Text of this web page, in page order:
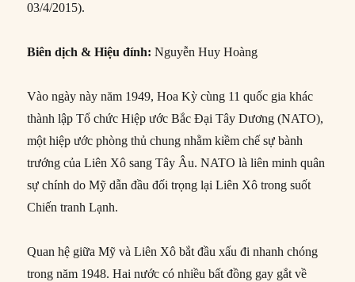
03/4/2015).
Biên dịch & Hiệu đính: Nguyễn Huy Hoàng
Vào ngày này năm 1949, Hoa Kỳ cùng 11 quốc gia khác
thành lập Tổ chức Hiệp ước Bắc Đại Tây Dương (NATO),
một hiệp ước phòng thủ chung nhằm kiềm chế sự bành
trướng của Liên Xô sang Tây Âu. NATO là liên minh quân
sự chính do Mỹ dẫn đầu đối trọng lại Liên Xô trong suốt
Chiến tranh Lạnh.
Quan hệ giữa Mỹ và Liên Xô bắt đầu xấu đi nhanh chóng
trong năm 1948. Hai nước có nhiều bất đồng gay gắt về